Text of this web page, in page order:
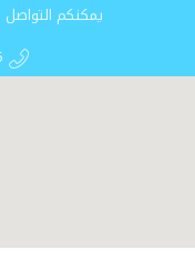
يمكنكم التواصل